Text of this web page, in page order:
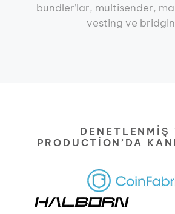
bundler’lar, multisender,
vesting ve
DENETLENMIŞ
PRODUCTION’DA